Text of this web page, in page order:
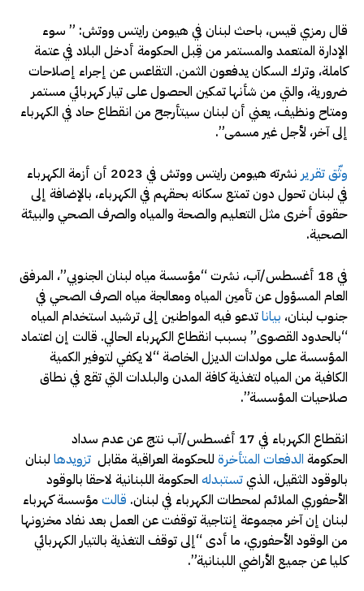
قال رمزي قيس، باحث لبنان في هيومن رايتس ووتش: ” سوء
الإدارة المتعمد والمستمر من قِبل الحكومة أدخل البلاد في عتمة
كاملة، وترك السكان يدفعون الثمن. التقاعس عن إجراء إصلاحات
ضرورية، والتي من شأنها تمكين الحصول على تيار كهربائي مستمر
ومتاح ونظيف، يعني أن لبنان سيتأرجح من انقطاع حاد في الكهرباء
إلى آخر، لأجل غير مسمى”.
وثّق تقرير
نشرته هيومن رايتس ووتش في 2023 أن أزمة الكهرباء
في لبنان تحول دون تمتع سكانه بحقهم في الكهرباء، بالإضافة إلى
حقوق أخرى مثل التعليم والصحة والمياه والصرف الصحي والبيئة
الصحية.
في 18 أغسطس/آب، نشرت “مؤسسة مياه لبنان الجنوبي”، المرفق
العام المسؤول عن تأمين المياه ومعالجة مياه الصرف الصحي في
جنوب لبنان، بياناتدعو فيه المواطنين إلى ترشيد استخدام المياه
“بالحدود القصوى” بسبب انقطاع الكهرباء الحالي. قالت إن اعتماد
المؤسسة على مولدات الديزل الخاصة “لا يكفي لتوفير الكمية
الكافية من المياه لتغذية كافة المدن والبلدات التي تقع في نطاق
صلاحيات المؤسسة”.
انقطاع الكهرباء في 17 أغسطس/آب نتج عن عدم سداد
الحكومة الدفعات المتأخرة للحكومة العراقية مقابل تزويدها لبنان
بالوقود الثقيل، الذيتستبدله الحكومة اللبنانية لاحقا بالوقود
الأحفوري الملائم لمحطات الكهرباء في لبنان. قالت مؤسسة كهرباء
لبنان إن آخر مجموعة إنتاجية توقفت عن العمل بعد نفاد مخزونها
من الوقود الأحفوري، ما أدى “إلى توقف التغذية بالتيار الكهربائي
كليا عن جميع الأراضي اللبنانية”.